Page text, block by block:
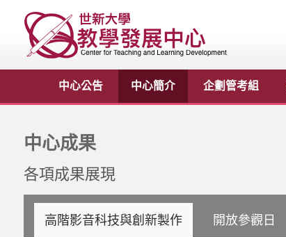
中心公告 中心簡介 企劃管考組
中心成果
各項成果展現
高階影音科技與創新製作 開放參觀日